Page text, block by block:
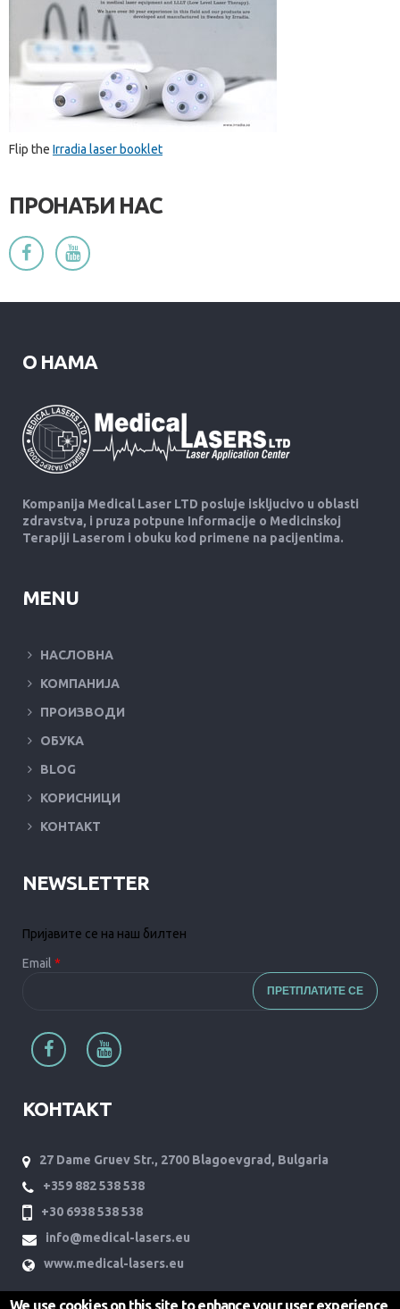
Flip the Irradia laser booklet
ПРОНАЂИ НАС
О НАМА
Kompanija Medical Laser LTD posluje iskljucivo u oblasti
zdravstva, i pruza potpune Informacije o Medicinskoj
Terapiji Laserom i obuku kod primene na pacijentima.
MENU
НАСЛОВНА
КОМПАНИЈА
ПРОИЗВОДИ
ОБУКА
BLOG
КОРИСНИЦИ
КОНТАКТ
NEWSLETTER
Пријавите се на наш билтен
Email *
КОНТАКТ
27 Dame Gruev Str., 2700 Blagoevgrad, Bulgaria
+359 882 538 538
+30 6938 538 538
info@medical-lasers.eu
www.medical-lasers.eu
We use cookies on this site to enhance your user experience